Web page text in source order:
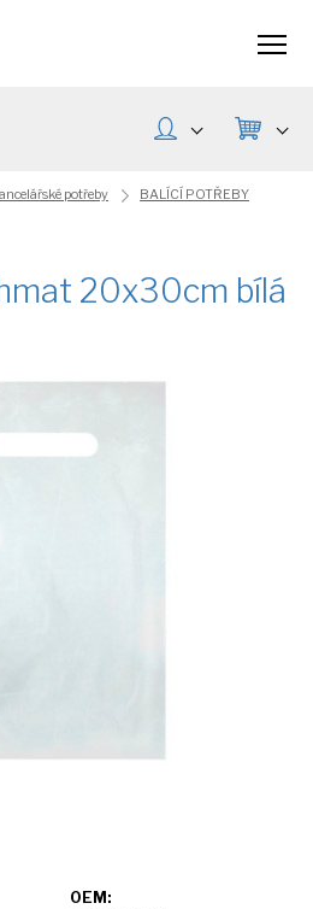
potřeby
BALÍCÍ POTŘEBY
20x30cm bílá
OEM: